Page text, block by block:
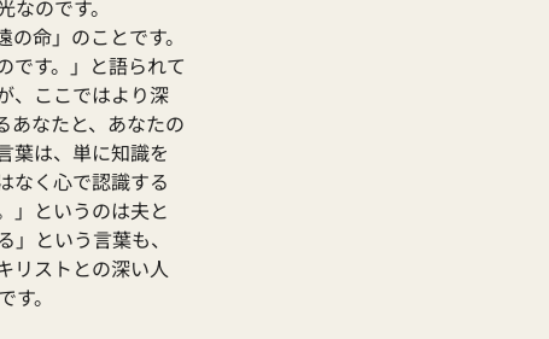
のです。
命」のことです。
です。」と語られて
、ここではより深
あなたと、あなたの
葉は、単に知識を
なく心で認識する
」というのは夫と
という言葉も、
リストとの深い人
。